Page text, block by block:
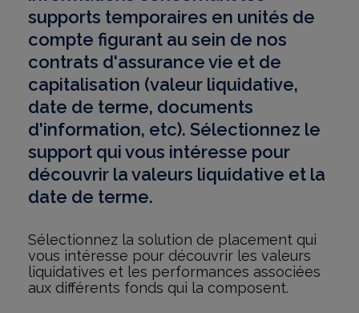
supports temporaires en unités de
compte figurant au sein de nos
contrats d'assurance vie et de
capitalisation (valeur liquidative,
date de terme, documents
d'information, etc). Sélectionnez le
support qui vous intéresse pour
découvrir la valeurs liquidative et la
date de terme.
Sélectionnez la solution de placement qui
vous intéresse pour découvrir les valeurs
liquidatives et les performances associées
aux différents fonds qui la composent.